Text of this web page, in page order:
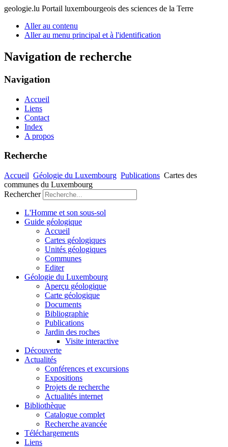
geologie.lu Portail luxembourgeois des sciences de la Terre
Aller au contenu
Aller au menu principal et à l'identification
Navigation de recherche
Navigation
Accueil
Liens
Contact
Index
A propos
Recherche
Accueil Géologie du Luxembourg Publications Cartes des
communes du Luxembourg
Rechercher
L'Homme et son sous-sol
Guide géologique
Accueil
Cartes géologiques
Unités géologiques
Communes
Editer
Géologie du Luxembourg
Aperçu géologique
Carte géologique
Documents
Bibliographie
Publications
Jardin des roches
Visite interactive
Découverte
Actualités
Conférences et excursions
Expositions
Projets de recherche
Actualités internet
Bibliothèque
Catalogue complet
Recherche avancée
Téléchargements
Liens